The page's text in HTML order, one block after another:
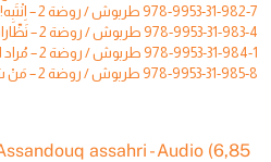
978-9953-31-982-7 طربوش / روضة 2 – اِنْتَبِه! – فيدِيو mp4
978-9953-31-983-4 طربوش / روضة 2 – نَظّاراتُ‭ ‬بَسّام – فيدِيو mp4
978-9953-31-984-1 طربوش / روضة 2 – مُراد‭ ‬الْبَدَوِيّ – فيدِيو mp4
978-9953-31-985-8 طربوش / روضة 2 – مَنْ‭ ‬سَرَقَ‭ ‬الْبَيْض‭‬؟ – فيدِيو mp4
assahri - Audio (6,85